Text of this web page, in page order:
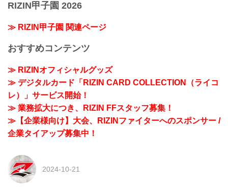
RIZIN甲子園 2026
≫ RIZIN甲子園 関連ページ
おすすめコンテンツ
≫ RIZINオフィシャルグッズ
≫ デジタルカード「RIZIN CARD COLLECTION（ライコ
レ）」サービス開始！
≫ 業務拡大につき、RIZIN FFスタッフ募集！
≫【企業様向け】大会、RIZINファイターへのスポンサー /
企業タイアップ募集中！
2024-10-21